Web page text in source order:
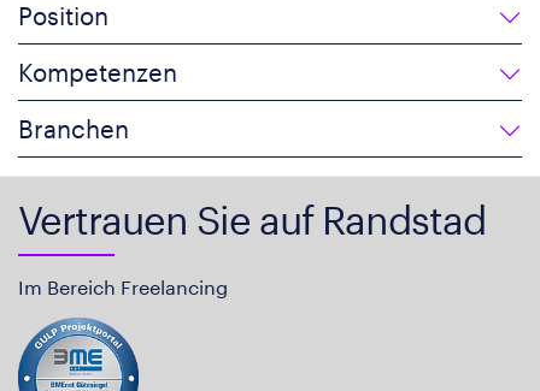
Position
Kompetenzen
Branchen
Vertrauen Sie auf Randstad
Im Bereich Freelancing